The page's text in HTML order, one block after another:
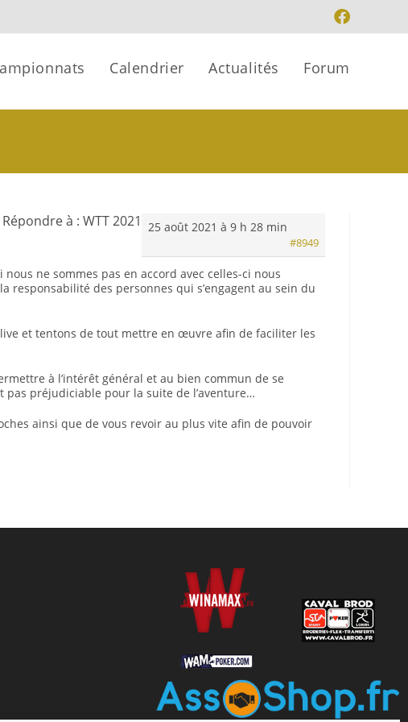
Calendrier Actualités Forum
Répondre à : WTT 2021 25 août 2021 à 9 h 28 min
#8949
ne sommes pas en accord avec celles-ci nous
des personnes qui s’engagent au sein du
et tentons de tout mettre en œuvre afin de faciliter les
à l’intérêt général et au bien commun de se
pas préjudiciable pour la suite de l’aventure…
ainsi que de vous revoir au plus vite afin de pouvoir